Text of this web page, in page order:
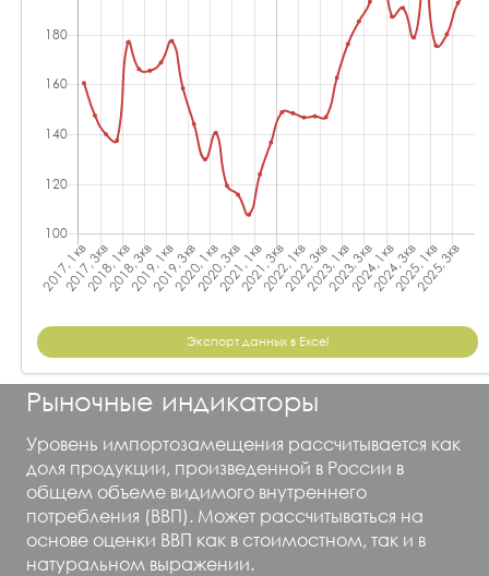
Экспорт данных в Excel
Рыночные индикаторы
Уровень импортозамещения рассчитывается как
доля продукции, произведенной в России в
общем объеме видимого внутреннего
потребления (ВВП). Может рассчитываться на
основе оценки ВВП как в стоимостном, так и в
натуральном выражении.